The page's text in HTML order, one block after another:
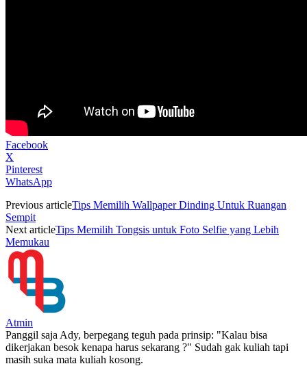
Facebook
X
Pinterest
WhatsApp
Previous articleTips Memilih Wallpaper Dinding Untuk Ruangan
Sempit
Next articleTips Memilih Tongsis untuk Foto Selfie yang Lebih
Memukau
Atmin
Panggil saja Ady, berpegang teguh pada prinsip: "Kalau bisa
dikerjakan besok kenapa harus sekarang ?" Sudah gak kuliah tapi
masih suka mata kuliah kosong.